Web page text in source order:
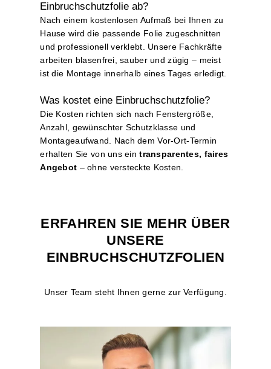
Einbruchschutzfolie ab?
Nach einem kostenlosen Aufmaß bei Ihnen zu
Hause wird die passende Folie zugeschnitten
und professionell verklebt. Unsere Fachkräfte
arbeiten blasenfrei, sauber und zügig – meist
ist die Montage innerhalb eines Tages erledigt.
Was kostet eine Einbruchschutzfolie?
Die Kosten richten sich nach Fenstergröße,
Anzahl, gewünschter Schutzklasse und
Montageaufwand. Nach dem Vor-Ort-Termin
erhalten Sie von uns eintransparentes, faires
Angebot – ohne versteckte Kosten.
ERFAHREN SIE MEHR ÜBER
UNSERE
EINBRUCHSCHUTZFOLIEN
Unser Team steht Ihnen gerne zur Verfügung.